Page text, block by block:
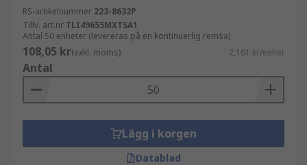
RS-artikelnummer 223-8632P
Tillv. art.nr TLI49655MXTSA1
Antal 50 enheter (levereras på en kontinuerlig remsa)
108,05 kr(exkl. moms) 2,161 kr/enhet
Antal
Lägg i korgen
Datablad